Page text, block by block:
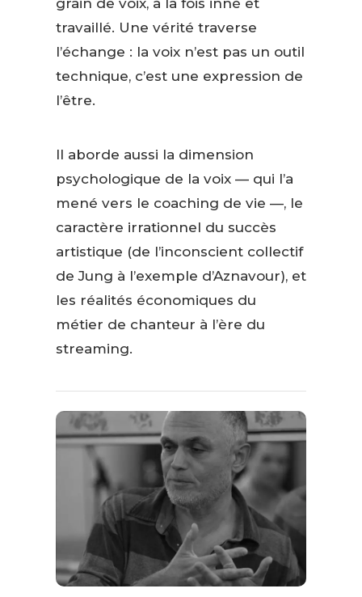
travaillé. Une vérité traverse
l’échange : la voix n’est pas un outil
technique, c’est une expression de
l’être.
Il aborde aussi la dimension
psychologique de la voix — qui l’a
mené vers le coaching de vie —, le
caractère irrationnel du succès
artistique (de l’inconscient collectif
de Jung à l’exemple d’Aznavour), et
les réalités économiques du
métier de chanteur à l’ère du
streaming.